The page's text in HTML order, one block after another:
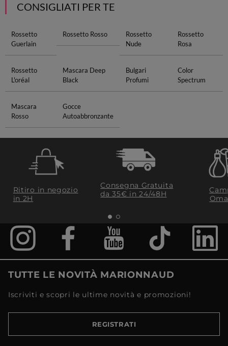
CONSIGLIATI PER TE
Rossetto
Guerlain
Rossetto Rosso
Rossetto
Nude
Rossetto
Rosa
Rossetto
L'oréal
Mascara Deep
Black
Bulgari
Profumi
Color
Spectrum
Mascara
Rosso
Gocce
Autoabbronzante
Ritiro in negozio
in 2H
Consegna Gratuita
da 35€​ in 24/48H
TUTTE LE NOVITÀ MARIONNAUD
Iscriviti e scopri le ultime novità e promozioni!
REGISTRATI